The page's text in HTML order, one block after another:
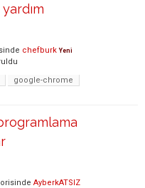
yardım
chefburk Yeni
google-chrome
AyberkATSIZ